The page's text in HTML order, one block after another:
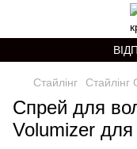
Стайлінг Стайлінг
Спрей для
Volumizer